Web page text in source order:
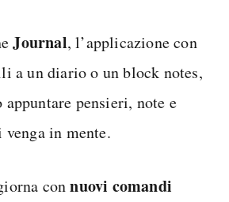
Journal, l’applicazione con
a un diario o un block notes,
appuntare pensieri, note e
in mente.
connuovi comandi